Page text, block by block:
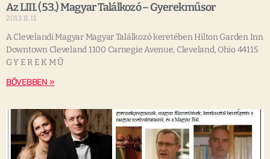
Az LIII. (53.) Magyar Találkozó – Gyerekműsor
2013.11.11.
A Clevelandi Magyar Magyar Találkozó keretében Hilton Garden Inn
Downtown Cleveland 1100 Carnegie Avenue, Cleveland, Ohio 44115
G Y E R E K M Ű
BŐVEBBEN »